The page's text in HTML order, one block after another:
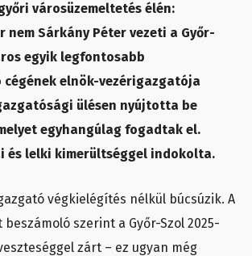
városüzemeltetés élén:
nem Sárkány Péter vezeti a Győr-
egyik legfontosabb
elnök-vezérigazgatója
ülésen nyújtotta be
egyhangúlag fogadtak el.
és lelki kimerültséggel indokolta.
végkielégítés nélkül búcsúzik. A
szerint a Győr-Szol 2025-
zárt – ez ugyan még